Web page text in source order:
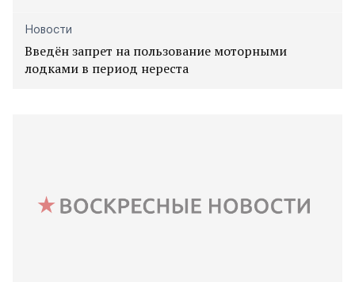
Новости
Введён запрет на пользование моторными
лодками в период нереста